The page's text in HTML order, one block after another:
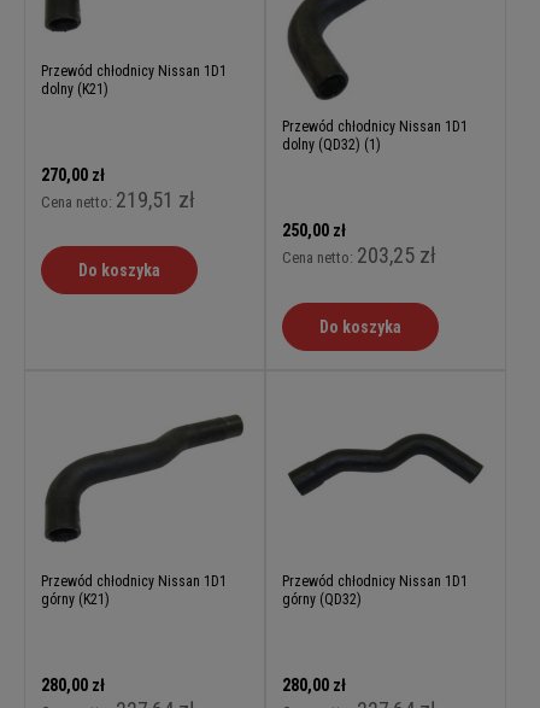
Przewód chłodnicy Nissan 1D1
dolny (K21)
270,00 zł
Cena netto: 219,51 zł
Do koszyka
Przewód chłodnicy Nissan 1D1
dolny (QD32) (1)
250,00 zł
Cena netto: 203,25 zł
Do koszyka
Przewód chłodnicy Nissan 1D1
górny (K21)
280,00 zł
Przewód chłodnicy Nissan 1D1
górny (QD32)
280,00 zł